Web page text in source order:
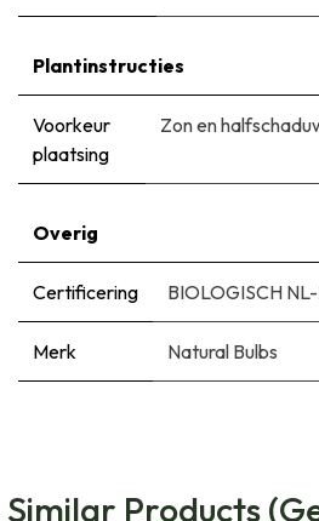
Plantinstructies
Voorkeur
plaatsing
Zon en
Overig
Certificering BIOLOGISCH
Merk Natural Bulbs
Similar Products